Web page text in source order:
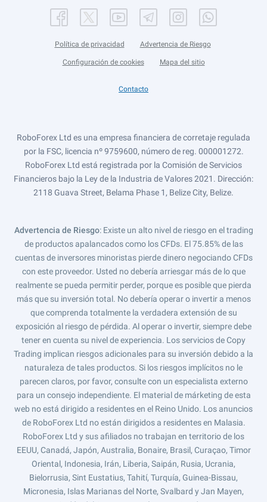
Política de privacidad Advertencia de Riesgo
Configuración de cookies Mapa del sitio
Contacto
RoboForex Ltd es una empresa financiera de corretaje regulada
por la FSC, licencia nº 9759600, número de reg. 000001272.
RoboForex Ltd está registrada por la Comisión de Servicios
Financieros bajo la Ley de la Industria de Valores 2021. Dirección:
2118 Guava Street, Belama Phase 1, Belize City, Belize.
Advertencia de Riesgo: Existe un alto nivel de riesgo en el trading
de productos apalancados como los CFDs. El 75.85% de las
cuentas de inversores minoristas pierde dinero negociando CFDs
con este proveedor. Usted no debería arriesgar más de lo que
realmente se pueda permitir perder, porque es posible que pierda
más que su inversión total. No debería operar o invertir a menos
que comprenda totalmente la verdadera extensión de su
exposición al riesgo de pérdida. Al operar o invertir, siempre debe
tener en cuenta su nivel de experiencia. Los servicios de Copy
Trading implican riesgos adicionales para su inversión debido a la
naturaleza de tales productos. Si los riesgos implícitos no le
parecen claros, por favor, consulte con un especialista externo
para un consejo independiente. El material de márketing de esta
web no está dirigido a residentes en el Reino Unido. Los anuncios
de RoboForex Ltd no están dirigidos a residentes en Malasia.
RoboForex Ltd y sus afiliados no trabajan en territorio de los
EEUU, Canadá, Japón, Australia, Bonaire, Brasil, Curaçao, Timor
Oriental, Indonesia, Irán, Liberia, Saipán, Rusia, Ucrania,
Bielorrusia, Sint Eustatius, Tahití, Turquía, Guinea-Bissau,
Micronesia, Islas Marianas del Norte, Svalbard y Jan Mayen,